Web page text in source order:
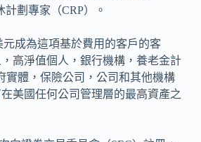
計劃專家（CRP）。
元成為這項基於費用的客戶的客
，高淨值個人，銀行機構，養老金計
實體，保險公司，公司和其他機構
在美國任何公司管理層的最高資產之